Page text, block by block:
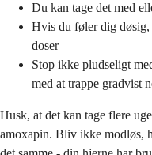
Du kan tage det med
Hvis du føler dig
doser
Stop ikke pludseligt
med at trappe gradvist
Husk, at det kan tage flere
amoxapin. Bliv ikke modløs,